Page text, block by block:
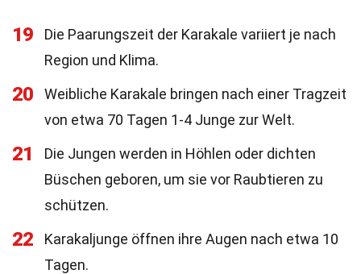
19
Die Paarungszeit der Karakale variiert je nach
Region und Klima.
20
Weibliche Karakale bringen nach einer Tragzeit
von etwa 70 Tagen 1-4 Junge zur Welt.
21
Die Jungen werden in Höhlen oder dichten
Büschen geboren, um sie vor Raubtieren zu
schützen.
22
Karakaljunge öffnen ihre Augen nach etwa 10
Tagen.